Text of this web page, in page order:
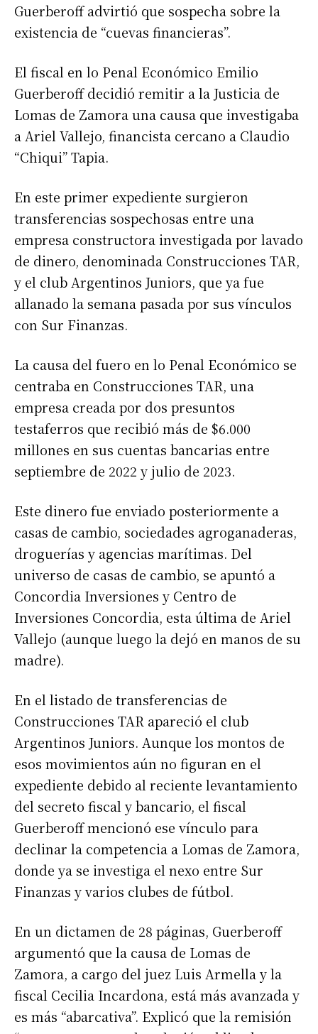
Guerberoff advirtió que sospecha sobre la
existencia de “cuevas financieras”.
El fiscal en lo Penal Económico Emilio
Guerberoff decidió remitir a la Justicia de
Lomas de Zamora una causa que investigaba
a Ariel Vallejo, financista cercano a Claudio
“Chiqui” Tapia.
En este primer expediente surgieron
transferencias sospechosas entre una
empresa constructora investigada por lavado
de dinero, denominada Construcciones TAR,
y el club Argentinos Juniors, que ya fue
allanado la semana pasada por sus vínculos
con Sur Finanzas.
La causa del fuero en lo Penal Económico se
centraba en Construcciones TAR, una
empresa creada por dos presuntos
testaferros que recibió más de $6.000
millones en sus cuentas bancarias entre
septiembre de 2022 y julio de 2023.
Este dinero fue enviado posteriormente a
casas de cambio, sociedades agroganaderas,
droguerías y agencias marítimas. Del
universo de casas de cambio, se apuntó a
Concordia Inversiones y Centro de
Inversiones Concordia, esta última de Ariel
Vallejo (aunque luego la dejó en manos de su
madre).
En el listado de transferencias de
Construcciones TAR apareció el club
Argentinos Juniors. Aunque los montos de
esos movimientos aún no figuran en el
expediente debido al reciente levantamiento
del secreto fiscal y bancario, el fiscal
Guerberoff mencionó ese vínculo para
declinar la competencia a Lomas de Zamora,
donde ya se investiga el nexo entre Sur
Finanzas y varios clubes de fútbol.
En un dictamen de 28 páginas, Guerberoff
argumentó que la causa de Lomas de
Zamora, a cargo del juez Luis Armella y la
fiscal Cecilia Incardona, está más avanzada y
es más “abarcativa”. Explicó que la remisión